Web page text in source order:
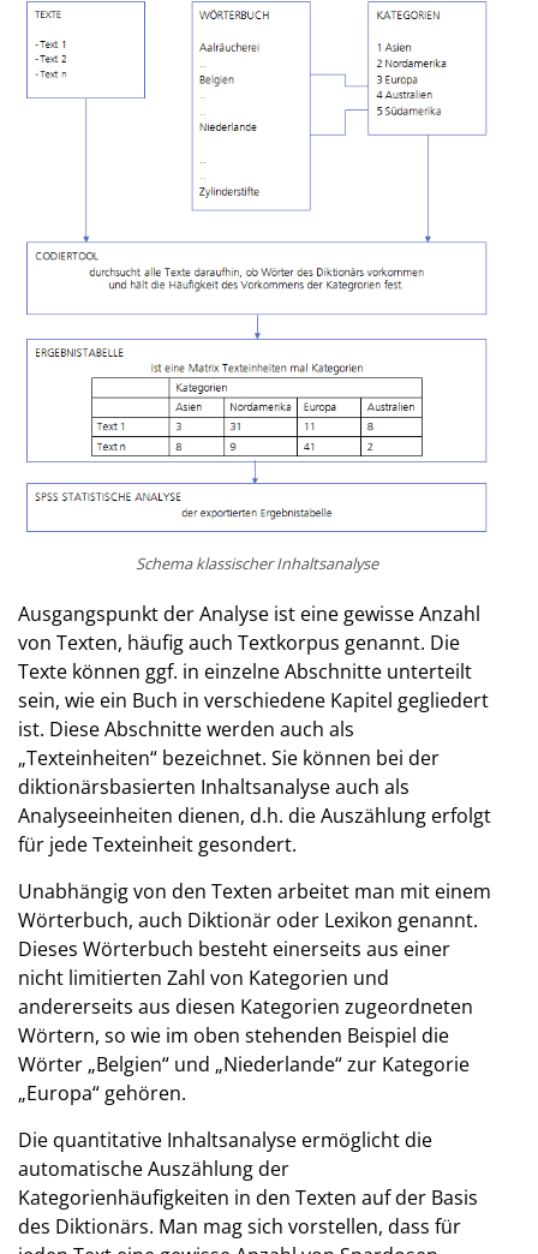
Schema klassischer Inhaltsanalyse
Ausgangspunkt der Analyse ist eine gewisse Anzahl
von Texten, häufig auch Textkorpus genannt. Die
Texte können ggf. in einzelne Abschnitte unterteilt
sein, wie ein Buch in verschiedene Kapitel gegliedert
ist. Diese Abschnitte werden auch als
„Texteinheiten“ bezeichnet. Sie können bei der
diktionärsbasierten Inhaltsanalyse auch als
Analyseeinheiten dienen, d.h. die Auszählung erfolgt
für jede Texteinheit gesondert.
Unabhängig von den Texten arbeitet man mit einem
Wörterbuch, auch Diktionär oder Lexikon genannt.
Dieses Wörterbuch besteht einerseits aus einer
nicht limitierten Zahl von Kategorien und
andererseits aus diesen Kategorien zugeordneten
Wörtern, so wie im oben stehenden Beispiel die
Wörter „Belgien“ und „Niederlande“ zur Kategorie
„Europa“ gehören.
Die quantitative Inhaltsanalyse ermöglicht die
automatische Auszählung der
Kategorienhäufigkeiten in den Texten auf der Basis
des Diktionärs. Man mag sich vorstellen, dass für